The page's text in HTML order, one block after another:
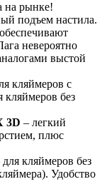
на рынке!
подъем настила.
невероятно
выстой
кляймеров с
кляймеров без
3D – легкий
плюс
для кляймеров без
Удобство